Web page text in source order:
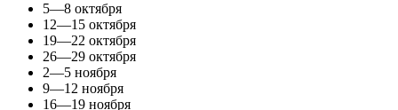
5—8 октября
12—15 октября
19—22 октября
26—29 октября
2—5 ноября
9—12 ноября
16—19 ноября